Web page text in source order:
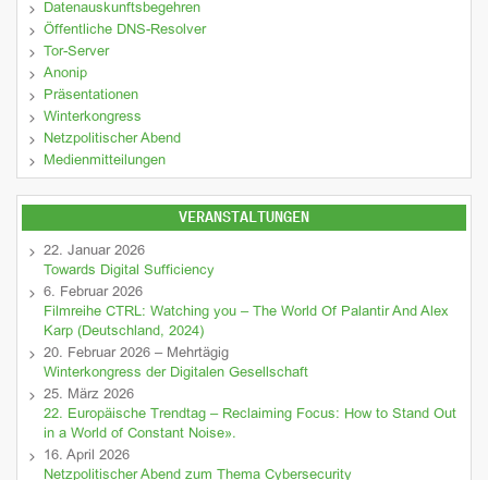
Datenauskunftsbegehren
Öffentliche DNS-Resolver
Tor-Server
Anonip
Präsentationen
Winterkongress
Netzpolitischer Abend
Medienmitteilungen
VERANSTALTUNGEN
22. Januar 2026
Towards Digital Sufficiency
6. Februar 2026
Filmreihe CTRL: Watching you – The World Of Palantir And Alex
Karp (Deutschland, 2024)
20. Februar 2026 – Mehrtägig
Winterkongress der Digitalen Gesellschaft
25. März 2026
22. Europäische Trendtag – Reclaiming Focus: How to Stand Out
in a World of Constant Noise».
16. April 2026
Netzpolitischer Abend zum Thema Cybersecurity